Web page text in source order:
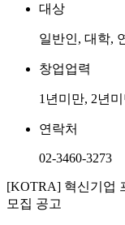
대상
일반인, 대학,
창업업력
1년미만, 2년
연락처
02-3460-3273
[KOTRA] 혁신기업
모집 공고